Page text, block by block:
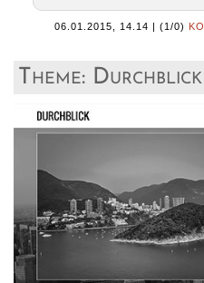
06.01.2015, 14.14 (1/0)
Theme: